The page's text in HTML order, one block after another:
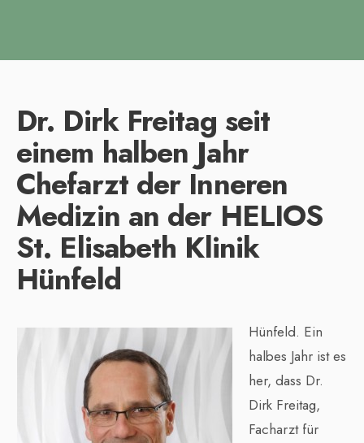
Dr. Dirk Freitag seit
einem halben Jahr
Chefarzt der Inneren
Medizin an der HELIOS
St. Elisabeth Klinik
Hünfeld
Hünfeld. Ein
halbes Jahr ist es
her, dass Dr.
Dirk Freitag,
Facharzt für